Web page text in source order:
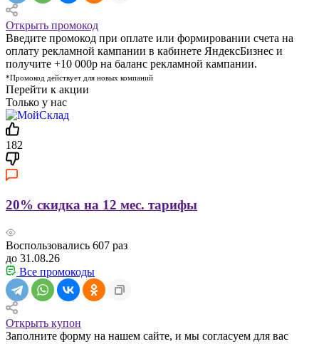
Открыть промокод
Введите промокод при оплате или формировании счета на
оплату рекламной кампании в кабинете ЯндексБизнес и
получите +10 000р на баланс рекламной кампании.
*Промокод действует для новых компаний
Перейти к акции
Только у нас
182
20% скидка на 12 мес. тарифы
Воспользовались 607 раз
до 31.08.26
Все промокоды
Открыть купон
Заполните форму на нашем сайте, и мы согласуем для вас